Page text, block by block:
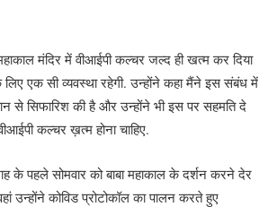
मंदिर में वीआईपी कल्चर जल्द ही खत्म कर दिया
लिए एक सी व्यवस्था रहेगी. उन्होंने कहा मैंने इस संबंध में
से सिफारिश की है और उन्होंने भी इस पर सहमति दे
कल्चर ख़त्म होना चाहिए.
के पहले सोमवार को बाबा महाकाल के दर्शन करने देर
उन्होंने कोविड प्रोटोकॉल का पालन करते हुए